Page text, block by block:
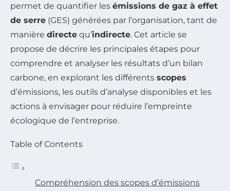
permet de quantifier les émissions de gaz à effet
de serre (GES) générées par l’organisation, tant de
manière directe qu’indirecte. Cet article se
propose de décrire les principales étapes pour
comprendre et analyser les résultats d’un bilan
carbone, en explorant les différents scopes
d’émissions, les outils d’analyse disponibles et les
actions à envisager pour réduire l’empreinte
écologique de l’entreprise.
Table of Contents
Compréhension des scopes d’émissions